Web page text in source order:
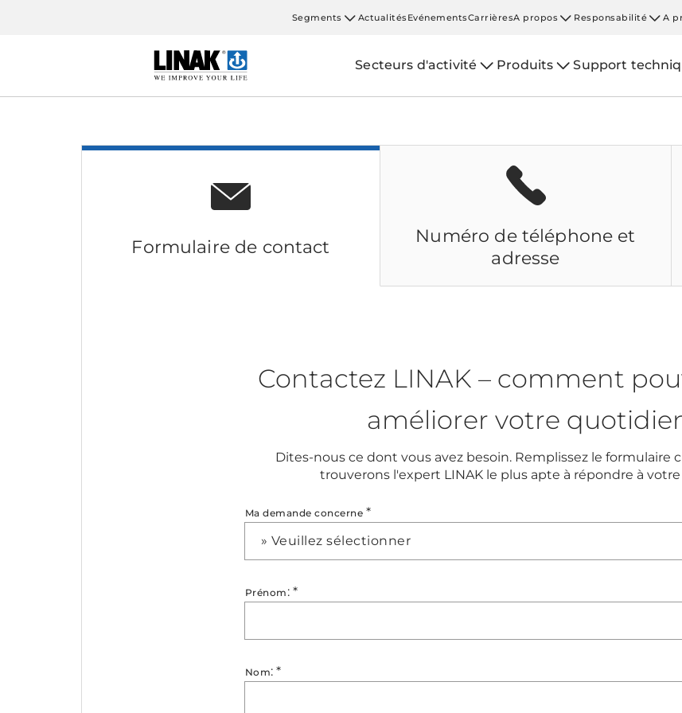
Segments ActualitésEvénementsCarrièresA propos Responsabilité A
Secteurs d'activité Produits Support
Formulaire de contact
Numéro de téléphone et
adresse
Contactez LINAK – comment
améliorer votre
Dites-nous ce dont vous avez besoin. Remplissez le formulaire
trouverons l'expert LINAK le plus apte à répondre à
Ma demande concerne *
» Veuillez sélectionner
Prénom : *
Nom:*